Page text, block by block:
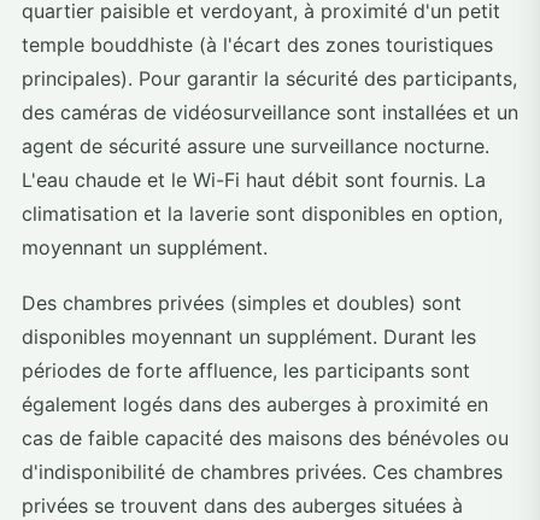
quartier paisible et verdoyant, à proximité d'un petit
temple bouddhiste (à l'écart des zones touristiques
principales). Pour garantir la sécurité des participants,
des caméras de vidéosurveillance sont installées et un
agent de sécurité assure une surveillance nocturne.
L'eau chaude et le Wi-Fi haut débit sont fournis. La
climatisation et la laverie sont disponibles en option,
moyennant un supplément.
Des chambres privées (simples et doubles) sont
disponibles moyennant un supplément. Durant les
périodes de forte affluence, les participants sont
également logés dans des auberges à proximité en
cas de faible capacité des maisons des bénévoles ou
d'indisponibilité de chambres privées. Ces chambres
privées se trouvent dans des auberges situées à